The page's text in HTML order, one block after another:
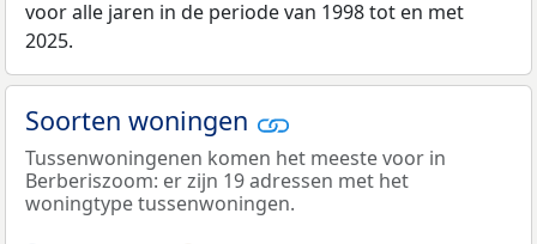
voor alle jaren in de periode van 1998 tot en met
2025.
Soorten woningen
Tussenwoningenen komen het meeste voor in
Berberiszoom: er zijn 19 adressen met het
woningtype tussenwoningen.